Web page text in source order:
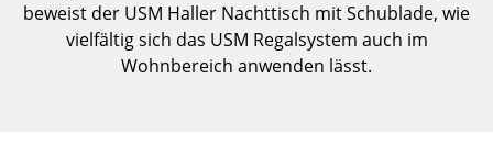
Regale & Schränke
Bücherregale
beweist der USM Haller Nachttisch mit Schublade, wie
vielfältig sich das USM Regalsystem auch im
Wohnbereich anwenden lässt.